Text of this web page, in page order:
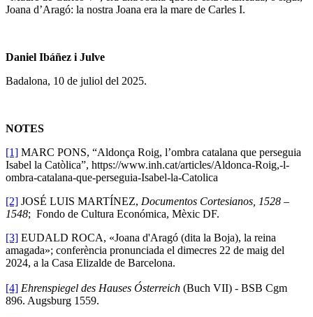
Joana d’Aragó: la nostra Joana era la mare de Carles I.
Daniel Ibáñez i Julve
Badalona, 10 de juliol del 2025.
NOTES
[1] MARC PONS, “Aldonça Roig, l’ombra catalana que perseguia
Isabel la Catòlica”, https://www.inh.cat/articles/Aldonca-Roig,-l-
ombra-catalana-que-perseguia-Isabel-la-Catolica
[2] JOSÉ LUIS MARTÍNEZ, Documentos Cortesianos, 1528 –
1548; Fondo de Cultura Económica, Mèxic DF.
[3] EUDALD ROCA, «Joana d'Aragó (dita la Boja), la reina
amagada»; conferència pronunciada el dimecres 22 de maig del
2024, a la Casa Elizalde de Barcelona.
[4] Ehrenspiegel des Hauses Ósterreich (Buch VII) - BSB Cgm
896. Augsburg 1559.